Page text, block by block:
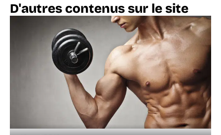
D'autres contenus sur le site